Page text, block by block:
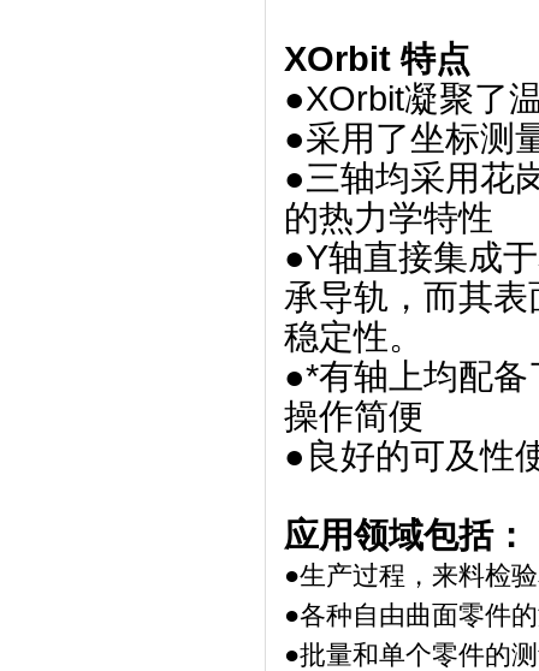
XOrbit 特点
●XOrbit凝聚了
●采用了坐标测
●三轴均采用花
的热力学特性
●Y轴直接集成
承导轨，而其
稳定性。
●*有轴上均配
操作简便
●良好的可及性
应用领域包括：
●生产过程，来料检
●各种自由曲面零件
●批量和单个零件的